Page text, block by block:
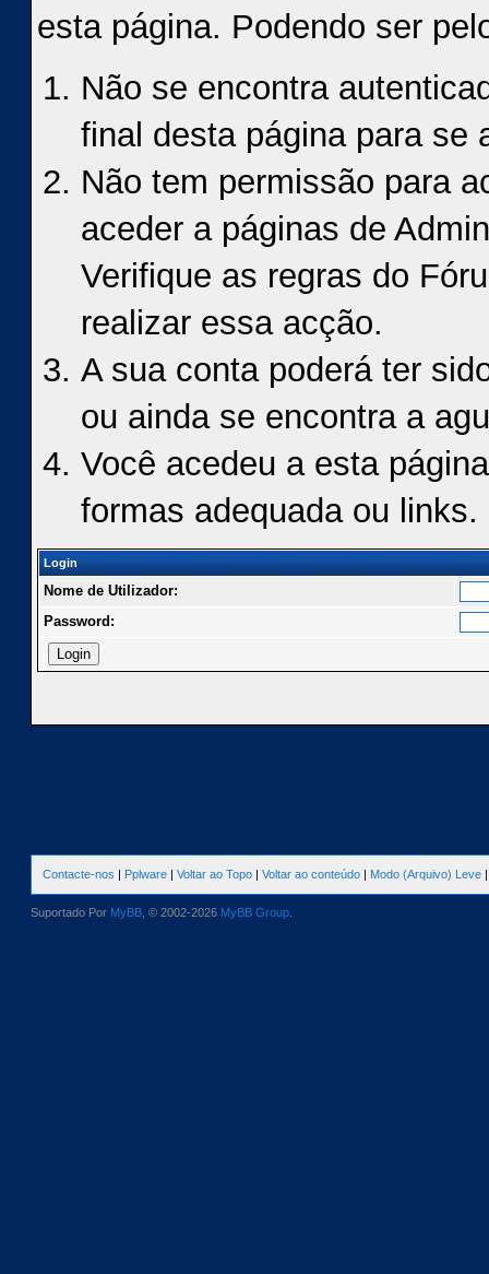
esta página. Podendo ser
Não se encontra
final desta página para se
Não tem permissão para
aceder a páginas de
Verifique as regras do
realizar essa acção.
A sua conta poderá ter
ou ainda se encontra a
Você acedeu a esta
formas adequada ou links.
Login
Nome de Utilizador:
Password:
Contacte-nos | Pplware | Voltar ao Topo | Voltar ao conteúdo | Modo (Arquivo) Leve
Suportado Por MyBB , © 2002-2026 MyBB Group